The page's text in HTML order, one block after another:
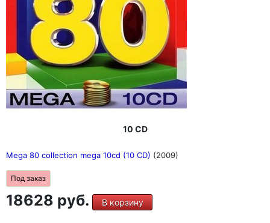
10 CD
Mega 80 collection mega 10cd (10 CD) (2009)
Под заказ
18628 руб. В корзину